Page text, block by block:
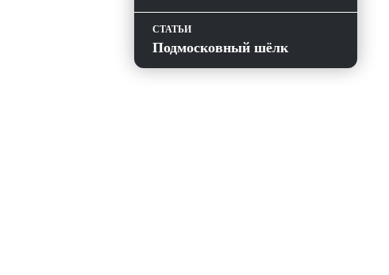
СТАТЬИ
Подмосковный шёлк